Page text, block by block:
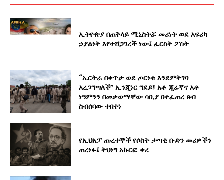
ኢትዮጵያ በጠቅላይ ሚኒስትሯ መሪነት ወደ አፍሪካ
ኃያልነት እየተሸጋገረች ነው፤ ፈርስት ፖስት
“ኤርትራ በቀጥታ ወደ ጦርነቱ እንደምትገባ
አረጋግጣለች” ኢንጂነር ግደይ፤ አቶ ጂሬኛና አቶ
ነዓምንን በመቃወማቸው ሳቢያ በተፈጠረ ጸብ
ስብሰባው ተበተነ
የኢህአፓ ጡረተኞች የሶስት ታጣቂ ቡድን መሪዎችን
ጠረነፉ፤ ትህነግ አኩርፎ ቀረ